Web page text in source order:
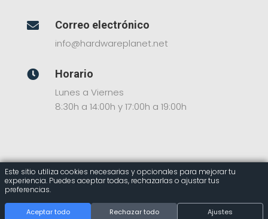

Correo electrónico
info@hardwareplanet.net

Horario
Lunes a Viernes
8:30h a 14:00h y 17:00h a 19:00h
© 2025 Hardware Planet – Tienda Online de
Componentes Informáticos
Este sitio utiliza cookies necesarias y opcionales para mejorar tu
experiencia. Puedes aceptar todas, rechazarlas o ajustar tus
preferencias.
Aceptar todo Rechazar todo Ajustes